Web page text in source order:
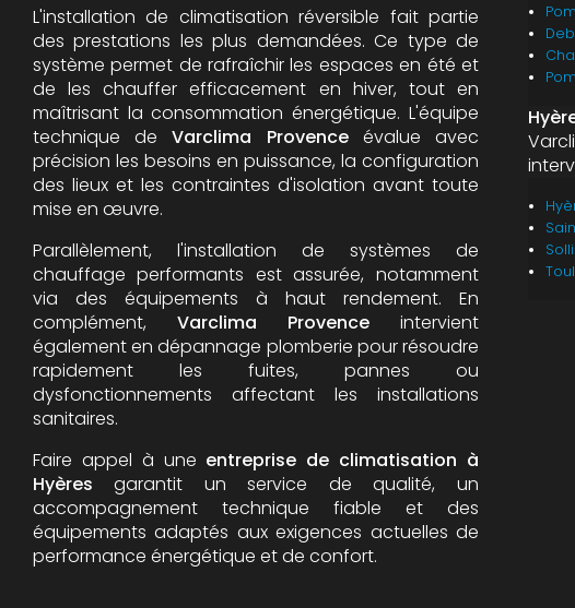
L'installation de climatisation réversible fait partie
des prestations les plus demandées. Ce type de
système permet de rafraîchir les espaces en été et
de les chauffer efficacement en hiver, tout en
maîtrisant la consommation énergétique. L'équipe
technique deVarclima Provenceévalue avec
précision les besoins en puissance, la configuration
des lieux et les contraintes d'isolation avant toute
mise en œuvre.
Parallèlement, l'installation de systèmes de
chauffage performants est assurée, notamment
via des équipements à haut rendement. En
complément, Varclima Provence intervient
également en dépannage plomberie pour résoudre
rapidement les fuites, pannes ou
dysfonctionnements affectant les installations
sanitaires.
Faire appel à une entreprise de climatisation à
Hyères garantit un service de qualité, un
accompagnement technique fiable et des
équipements adaptés aux exigences actuelles de
performance énergétique et de confort.